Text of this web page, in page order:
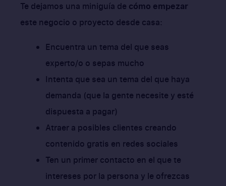
Te dejamos una miniguía de cómo empezar
este negocio o proyecto desde casa:
Encuentra un tema del que seas
experto/o o sepas mucho
Intenta que sea un tema del que haya
demanda (que la gente necesite y esté
dispuesta a pagar)
Atraer a posibles clientes creando
contenido gratis en redes sociales
Ten un primer contacto en el que te
intereses por la persona y le ofrezcas